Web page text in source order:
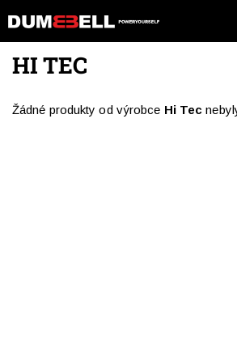
HI TEC
Žádné produkty od výrobce Hi Tec